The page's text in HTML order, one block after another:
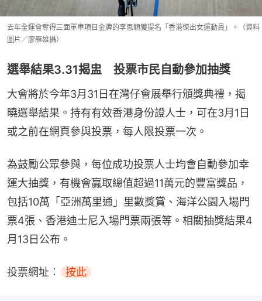
去年全運會奪得三面單車項目金牌的李思穎獲提名「香港傑出女運動員」。（資料
圖片／廖雁雄攝）
選舉結果3.31揭盅 投票市民自動參加抽獎
大會將於今年3月31日在灣仔會展舉行頒獎典禮，揭
曉選舉結果。持有有效香港身份證人士，可在3月1日
或之前在網頁參與投票，每人限投票一次。
為鼓勵公眾參與，每位成功投票人士均會自動參加幸
運大抽獎，有機會贏取總值超過11萬‍元的豐富獎品，
包括10萬「亞洲萬里通」里數獎賞、海洋公園入場門
票4張、香港迪士尼入場門票兩張等。相關抽獎結果4
月13日公布。
投票網址︰ 按此